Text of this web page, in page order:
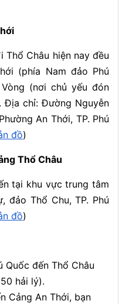
Thổ Châu hiện nay đều
(phía Nam đảo Phú
(nơi chủ yếu đón
Địa chỉ: Đường Nguyễn
An Thới, TP. Phú
đồ)
Thổ Châu
tại khu vực trung tâm
đảo Thổ Chu, TP. Phú
đồ)
Quốc đến Thổ Châu
hải lý).
Cảng An Thới, bạn